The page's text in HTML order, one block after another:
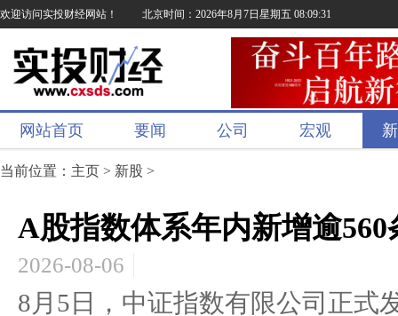
欢迎访问实投财经网站！ 北京时间：2026年8月7日星期五 08:09:32
网站首页 要闻 公司 宏观
当前位置： 主页 > 新股 >
A股指数体系年内新增逾
2026-08-06
8月5日，中证指数有限公司正式